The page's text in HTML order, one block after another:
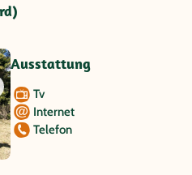
Ausstattung
Tv
Internet
Telefon